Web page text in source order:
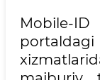
Mobile-